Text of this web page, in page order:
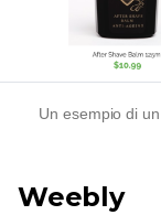
Un esempio di
Weebly